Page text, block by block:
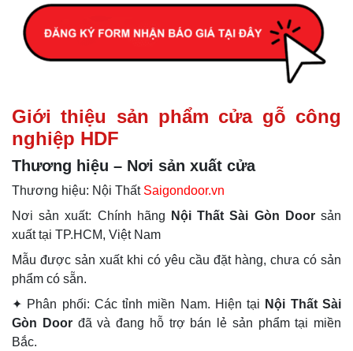
Giới thiệu sản phẩm cửa gỗ công
nghiệp HDF
Thương hiệu – Nơi sản xuất cửa
Thương hiệu: Nội Thất Saigondoor.vn
Nơi sản xuất: Chính hãng
Nội Thất Sài Gòn Doorsản
xuất tại TP.HCM, Việt Nam
Mẫu được sản xuất khi có yêu cầu đặt hàng, chưa có sản
phẩm có sẵn.
✦ Phân phối: Các tỉnh miền Nam. Hiện tại Nội Thất Sài
Gòn Doorđã và đang hỗ trợ bán lẻ sản phẩm tại miền
Bắc.